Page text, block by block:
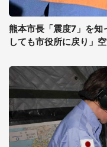
熊本市長「震度7」を知
しても市役所に戻り」